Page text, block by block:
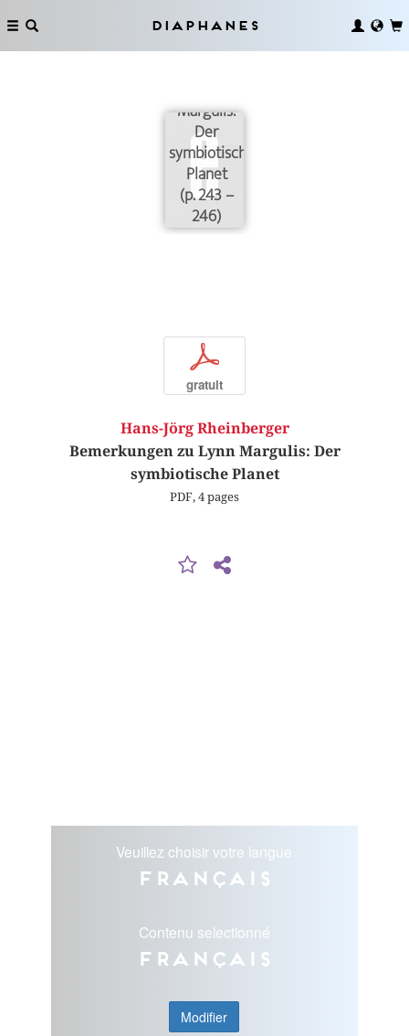
Diaphanes
Margulis:
Der
symbiotische
Planet
(p. 243 –
246)
p
gratuit
Hans-Jörg Rheinberger
Bemerkungen zu Lynn Margulis: Der
symbiotische Planet
PDF, 4 pages
Veuillez choisir votre langue
Français
Contenu selectionné
Français
Modifier